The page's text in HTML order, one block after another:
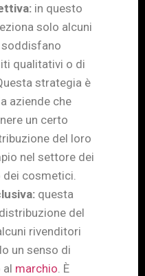
in questo
solo alcuni
soddisfano
qualitativi o di
strategia è
aziende che
un certo
del loro
nel settore dei
cosmetici.
questa
del
rivenditori
un senso di
al marchio . È